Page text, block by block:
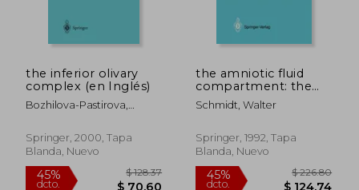
dcto.
the inferior olivary
complex (en Inglés)
Bozhilova-Pastirova,
Wladimir A.
Springer, 2000, Tapa
Blanda, Nuevo
the amniotic fluid
compartment: the
fetal habitat (en
Inglés)
Schmidt, Walter
Springer, 1992, Tapa
Blanda, Nuevo